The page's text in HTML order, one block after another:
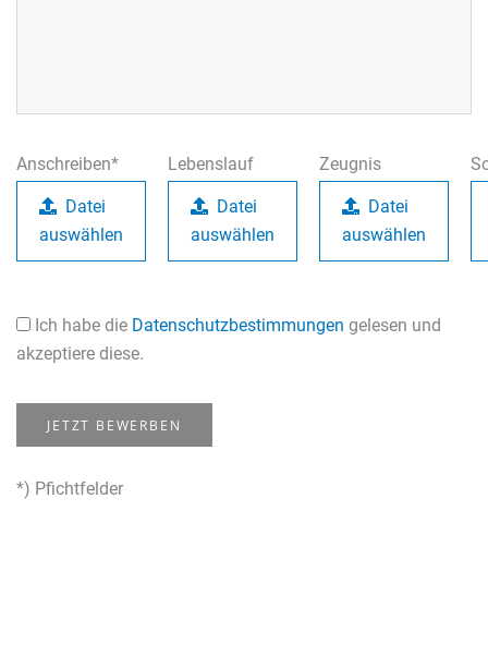
Anschreiben*
Datei
auswählen
Lebenslauf
Datei
auswählen
Zeugnis
Datei
auswählen
Ich habe die Datenschutzbestimmungen gelesen und
akzeptiere diese.
JETZT BEWERBEN
*) Pfichtfelder